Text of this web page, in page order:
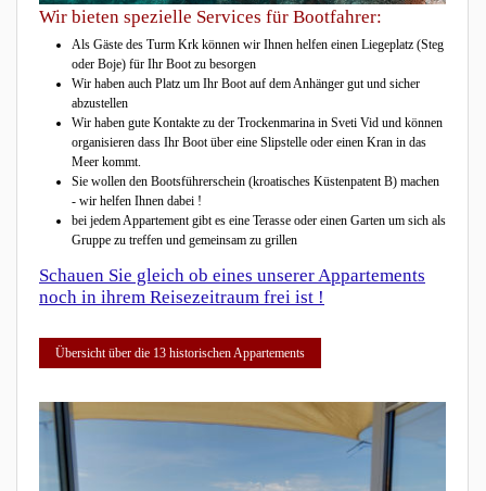
Wir bieten spezielle Services für Bootfahrer:
Als Gäste des Turm Krk können wir Ihnen helfen einen Liegeplatz (Steg
oder Boje) für Ihr Boot zu besorgen
Wir haben auch Platz um Ihr Boot auf dem Anhänger gut und sicher
abzustellen
Wir haben gute Kontakte zu der Trockenmarina in Sveti Vid und können
organisieren dass Ihr Boot über eine Slipstelle oder einen Kran in das
Meer kommt.
Sie wollen den Bootsführerschein (kroatisches Küstenpatent B) machen
- wir helfen Ihnen dabei !
bei jedem Appartement gibt es eine Terasse oder einen Garten um sich als
Gruppe zu treffen und gemeinsam zu grillen
Schauen Sie gleich ob eines unserer Appartements
noch in ihrem Reisezeitraum frei ist !
Übersicht über die 13 historischen Appartements